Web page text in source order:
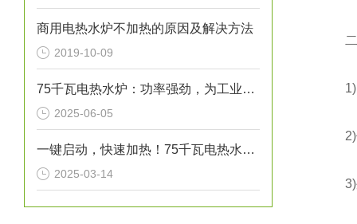
商用电热水炉不加热的原因及解决方法
2019-10-09
75千瓦电热水炉：功率强劲，为工业生产提供稳定热水源！
2025-06-05
一键启动，快速加热！75千瓦电热水炉打造高效热水解决方案！
2025-03-14
二
1)内
2)保
3)外